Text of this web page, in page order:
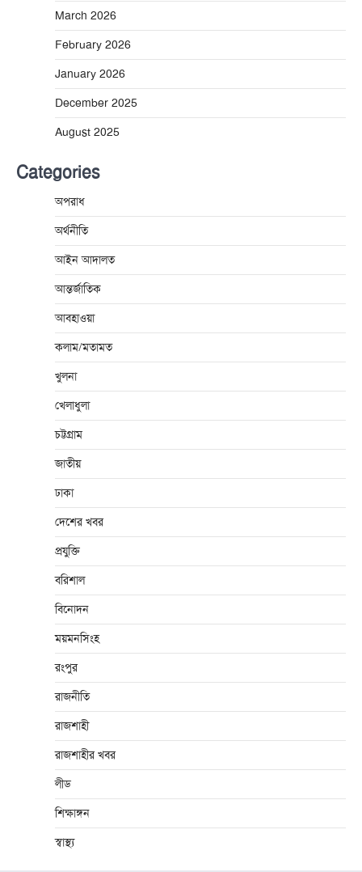
March 2026
February 2026
January 2026
December 2025
August 2025
Categories
অপরাধ
অর্থনীতি
আইন আদালত
আন্তর্জাতিক
আবহাওয়া
কলাম/মতামত
খুলনা
খেলাধুলা
চট্টগ্রাম
জাতীয়
ঢাকা
দেশের খবর
প্রযুক্তি
বরিশাল
বিনোদন
ময়মনসিংহ
রংপুর
রাজনীতি
রাজশাহী
রাজশাহীর খবর
লীড
শিক্ষাঙ্গন
স্বাস্থ্য